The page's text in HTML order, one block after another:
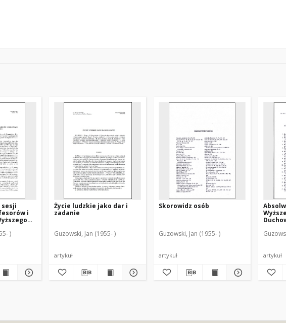
sesji
i
)
Życie ludzkie jako dar i
zadanie
Guzowski, Jan (1955- )
artykuł
Skorowidz osób
Guzowski, Jan (1955- )
artykuł
1949/
artykuł